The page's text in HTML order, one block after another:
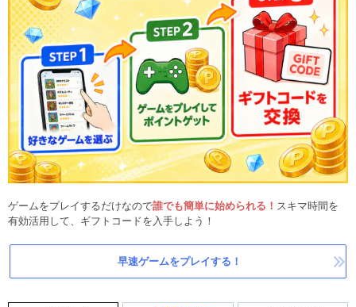
ゲームをプレイするだけなので誰でも簡単に始められる！ スキマ時間を
有効活用して、ギフトコードを入手しよう！
早速ゲームをプレイする！